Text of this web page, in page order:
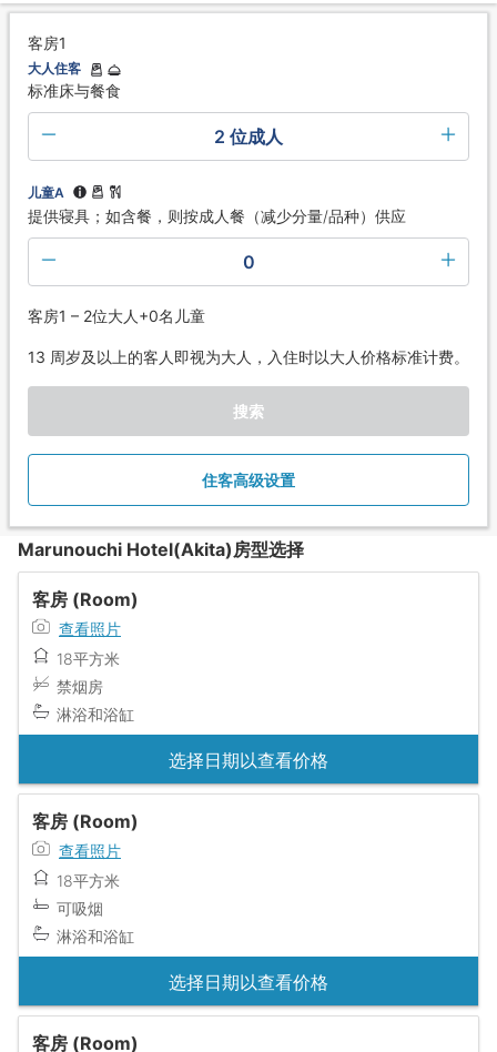
客房1
大人住客
标准床与餐食
2 位成人
儿童A
提供寝具；如含餐，则按成人餐（减少分量/品种）供应
0
客房1 – 2位大人+0名儿童
13 周岁及以上的客人即视为大人，入住时以大人价格标准计费。
搜索
住客高级设置
Marunouchi Hotel(Akita)房型选择
客房 (Room)
查看照片
18平方米
禁烟房
淋浴和浴缸
选择日期以查看价格
客房 (Room)
查看照片
18平方米
可吸烟
淋浴和浴缸
选择日期以查看价格
客房 (Room)